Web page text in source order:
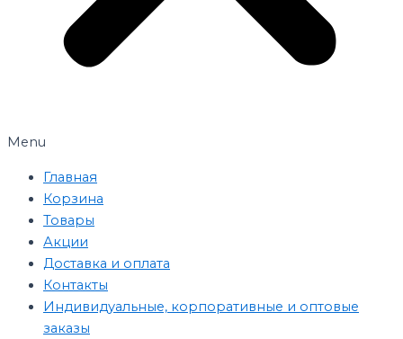
Menu
Главная
Корзина
Товары
Акции
Доставка и оплата
Контакты
Индивидуальные, корпоративные и оптовые
заказы